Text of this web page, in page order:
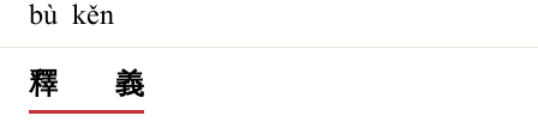
bù kěn
釋 義